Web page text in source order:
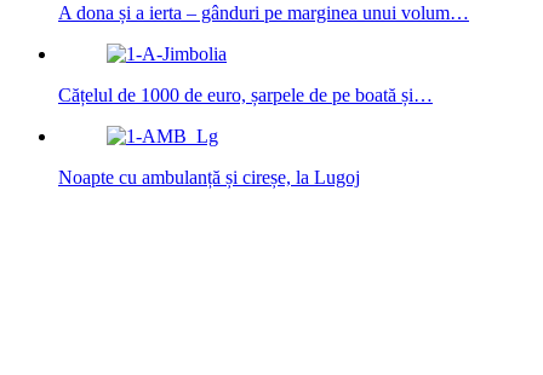
A dona și a ierta – gânduri pe marginea unui volum…
Cățelul de 1000 de euro, șarpele de pe boată și…
Noapte cu ambulanță și cireșe, la Lugoj